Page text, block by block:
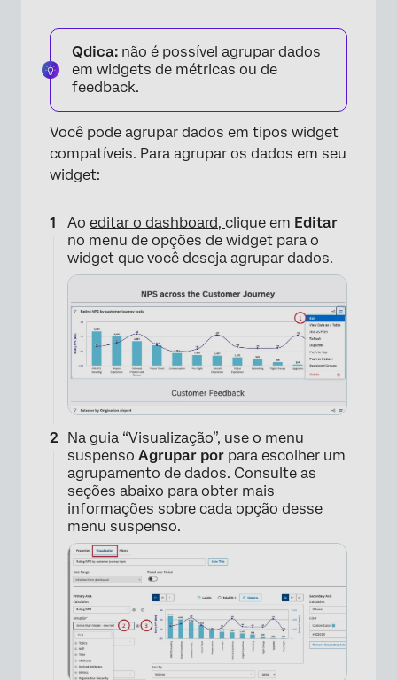
Qdica: não é possível agrupar dados
em widgets de métricas ou de
feedback.
Você pode agrupar dados em tipos widget
compatíveis. Para agrupar os dados em seu
widget:
Ao editar o dashboard, clique em Editar
no menu de opções de widget para o
widget que você deseja agrupar dados.
Na guia “Visualização”, use o menu
suspenso Agrupar por para escolher um
agrupamento de dados. Consulte as
seções abaixo para obter mais
informações sobre cada opção desse
menu suspenso.